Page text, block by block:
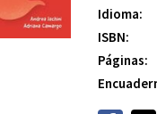
Idioma:
ISBN:
Páginas: